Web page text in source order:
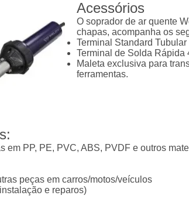
Acessórios
O soprador de ar quente
chapas, acompanha os
Terminal Standard
Terminal de Solda Rápida
Maleta exclusiva para
ferramentas.
em PP, PE, PVC, ABS, PVDF e outros
peças em carros/motos/veículos
e reparos)